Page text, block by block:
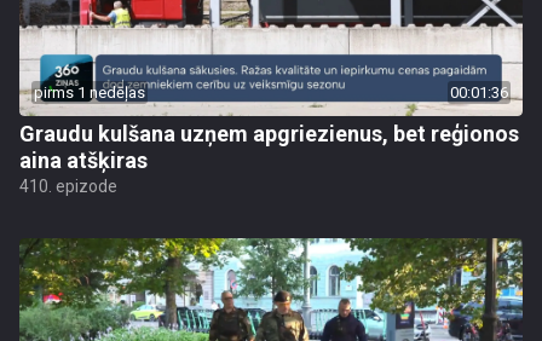
pirms 1 nedēļas 00:01:36
Graudu kulšana uzņem apgriezienus, bet reģionos
aina atšķiras
410. epizode